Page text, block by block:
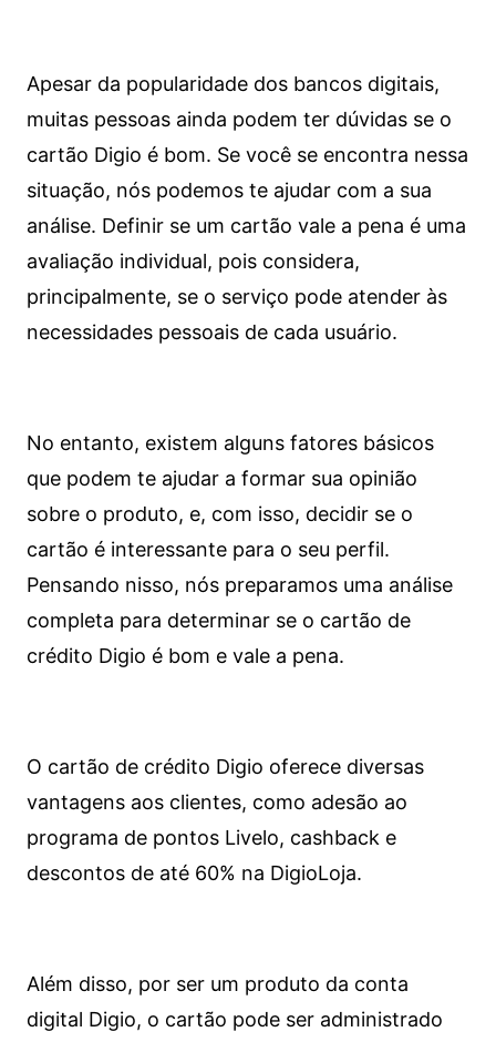
Apesar da popularidade dos bancos digitais,
muitas pessoas ainda podem ter dúvidas se o
cartão Digio é bom. Se você se encontra nessa
situação, nós podemos te ajudar com a sua
análise. Definir se um cartão vale a pena é uma
avaliação individual, pois considera,
principalmente, se o serviço pode atender às
necessidades pessoais de cada usuário.
No entanto, existem alguns fatores básicos
que podem te ajudar a formar sua opinião
sobre o produto, e, com isso, decidir se o
cartão é interessante para o seu perfil.
Pensando nisso, nós preparamos uma análise
completa para determinar se o cartão de
crédito Digio é bom e vale a pena.
O cartão de crédito Digio oferece diversas
vantagens aos clientes, como adesão ao
programa de pontos Livelo, cashback e
descontos de até 60% na DigioLoja.
Além disso, por ser um produto da conta
digital Digio, o cartão pode ser administrado